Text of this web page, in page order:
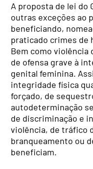
A proposta de lei do
outras exceções ao
beneficiando,
praticado crimes de
Bem como
de ofensa grave à
genital feminina.
integridade física
forçado, de
autodeterminação
de discriminação e
violência, de tráfico
branqueamento ou
beneficiam.